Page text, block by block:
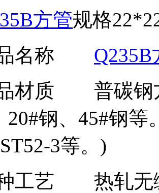
方管规格
名称 Q235B
质 普碳钢方
20#钢、45#钢
3等。)
艺 热轧无缝